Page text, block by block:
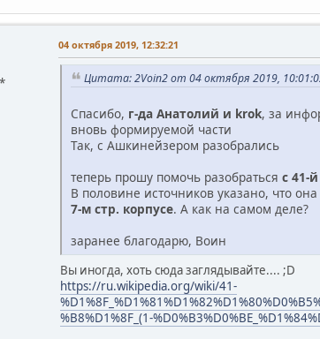
04 октября 2019, 12:32:21
Цитата: 2Voin2 от 04 октября 2019,
Спасибо, г-да Анатолий и krok, за
вновь формируемой части
Так, с Ашкинейзером разобрались
теперь прошу помочь разобраться с 41-
В половине источников указано, что
7-м стр. корпусе. А как на самом деле?
заранее благодарю, Воин
Вы иногда, хоть сюда заглядывайте.... ;D
https://ru.wikipedia.org/wiki/41-
%B8%D1%8F_(1-